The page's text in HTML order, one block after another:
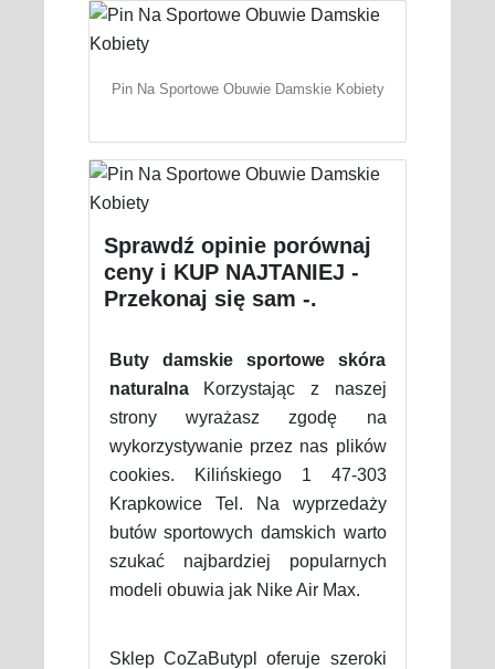
Pin Na Sportowe Obuwie Damskie Kobiety
Sprawdź opinie porównaj
ceny i KUP NAJTANIEJ -
Przekonaj się sam -.
Buty damskie sportowe skóra
naturalnaKorzystając z naszej
strony wyrażasz zgodę na
wykorzystywanie przez nas plików
cookies. Kilińskiego 1 47-303
Krapkowice Tel. Na wyprzedaży
butów sportowych damskich warto
szukać najbardziej popularnych
modeli obuwia jak Nike Air Max.
Sklep CoZaButypl oferuje szeroki